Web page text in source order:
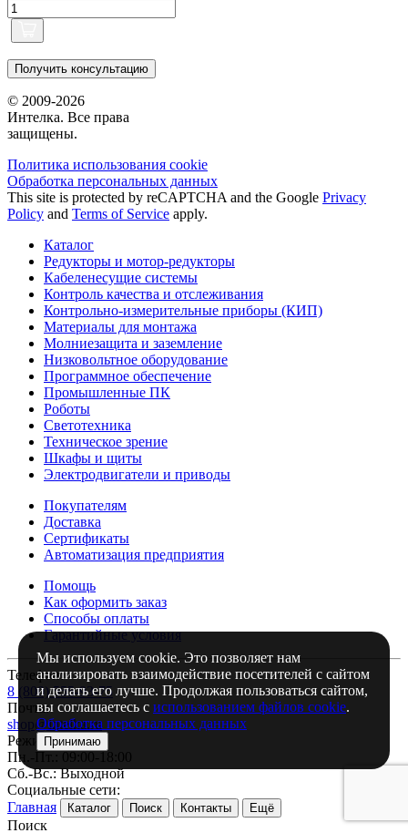
Получить консультацию
© 2009-2026
Интелка. Все права
защищены.
Политика использования сookie
Обработка персональных данных
This site is protected by reCAPTCHA and the Google Privacy
Policy and Terms of Service apply.
Каталог
Редукторы и мотор-редукторы
Кабеленесущие системы
Контроль качества и отслеживания
Контрольно-измерительные приборы (КИП)
Материалы для монтажа
Молниезащита и заземление
Низковольтное оборудование
Программное обеспечение
Промышленные ПК
Роботы
Светотехника
Техническое зрение
Шкафы и щиты
Электродвигатели и приводы
Покупателям
Доставка
Сертификаты
Автоматизация предприятия
Помощь
Как оформить заказ
Способы оплаты
Гарантийные условия
Телефон:
8 (800) 555-93-75
Почта:
shop@intelka.ru
Режим работы:
Пн.-Пт.: 09:00-18:00
Сб.-Вс.: Выходной
Социальные сети:
Главная
Каталог Поиск Контакты Ещё
Поиск
Мы используем cookie. Это позволяет нам
анализировать взаимодействие посетителей с сайтом
и делать его лучше. Продолжая пользоваться сайтом,
вы соглашаетесь с использованием файлов cookie.
Обработка персональных данных
Принимаю